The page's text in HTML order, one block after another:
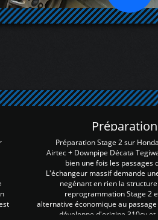
Préparation Stage 2 sur
Airtec + Downpipe Décata
bien une fois les passages
L'échangeur massif demande
negénant en rien la
reprogrammation Stage 2
alternative économique au
développe d'origine 310cv et